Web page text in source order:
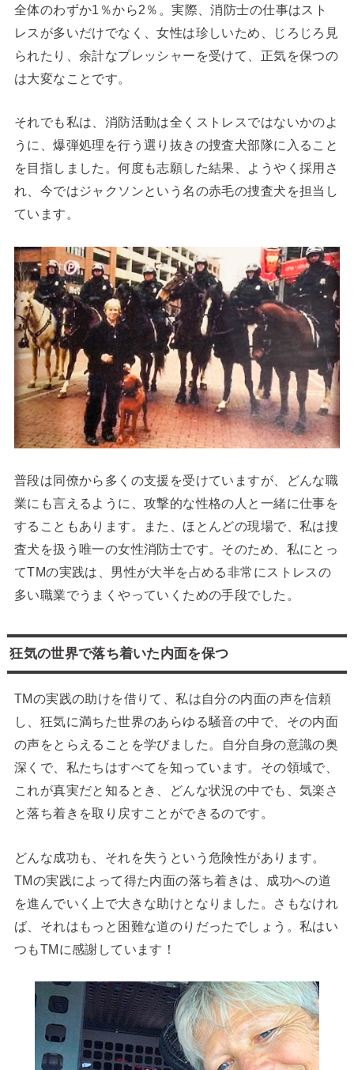
全体のわずか1％から2％。実際、消防士の仕事はスト
レスが多いだけでなく、女性は珍しいため、じろじろ見
られたり、余計なプレッシャーを受けて、正気を保つの
は大変なことです。
それでも私は、消防活動は全くストレスではないかのよ
うに、爆弾処理を行う選り抜きの捜査犬部隊に入ること
を目指しました。何度も志願した結果、ようやく採用さ
れ、今ではジャクソンという名の赤毛の捜査犬を担当し
ています。
普段は同僚から多くの支援を受けていますが、どんな職
業にも言えるように、攻撃的な性格の人と一緒に仕事を
することもあります。また、ほとんどの現場で、私は捜
査犬を扱う唯一の女性消防士です。そのため、私にとっ
てTMの実践は、男性が大半を占める非常にストレスの
多い職業でうまくやっていくための手段でした。
狂気の世界で落ち着いた内面を保つ
TMの実践の助けを借りて、私は自分の内面の声を信頼
し、狂気に満ちた世界のあらゆる騒音の中で、その内面
の声をとらえることを学びました。
自分自身の意識の奥
深くで、私たちはすべてを知っています。その領域で、
これが真実だと知るとき、どんな状況の中でも、気楽さ
と落ち着きを取り戻すことができるのです。
どんな成功も、それを失うという危険性があります。
TMの実践によって得た内面の落ち着きは、成功への道
を進んでいく上で大きな助けとなりました。さもなけれ
ば、それはもっと困難な道のりだったでしょう。私はい
つもTMに感謝しています！